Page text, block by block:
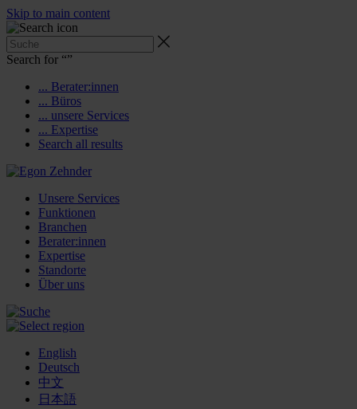
Skip to main content
Search for “”
... Berater:innen
... Büros
... unsere Services
... Expertise
Search all results
Unsere Services
Funktionen
Branchen
Berater:innen
Expertise
Standorte
Über uns
English
Deutsch
中文
日本語